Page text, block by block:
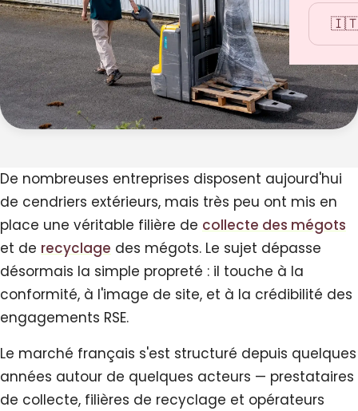
De nombreuses entreprises disposent aujourd'hui
de cendriers extérieurs, mais très peu ont mis en
place une véritable filière de collecte des mégots
et de recyclage des mégots. Le sujet dépasse
désormais la simple propreté : il touche à la
conformité, à l'image de site, et à la crédibilité des
engagements RSE.
Le marché français s'est structuré depuis quelques
années autour de quelques acteurs — prestataires
de collecte, filières de recyclage et opérateurs